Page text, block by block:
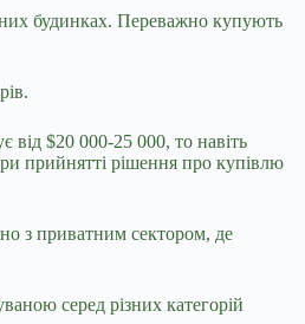
будинках. Переважно купують
від $20 000-25 000, то навіть
прийнятті рішення про купівлю
з приватним сектором, де
серед різних категорій